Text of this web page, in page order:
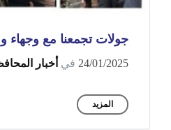
جولات تجمعنا مع وجهاء
24/01/2025 في أخبار
المزيد